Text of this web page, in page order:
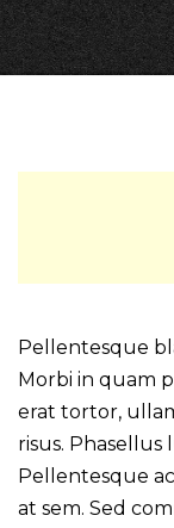
Pellentesque
Morbi in quam
erat tortor,
risus.
Pellentesque
at sem. Sed